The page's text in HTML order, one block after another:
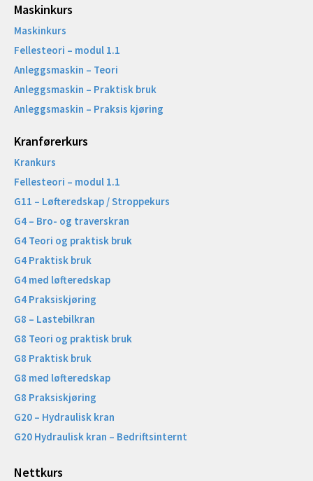
Maskinkurs
Maskinkurs
Fellesteori – modul 1.1
Anleggsmaskin – Teori
Anleggsmaskin – Praktisk bruk
Anleggsmaskin – Praksis kjøring
Kranførerkurs
Krankurs
Fellesteori – modul 1.1
G11 – Løfteredskap / Stroppekurs
G4 – Bro- og traverskran
G4 Teori og praktisk bruk
G4 Praktisk bruk
G4 med løfteredskap
G4 Praksiskjøring
G8 – Lastebilkran
G8 Teori og praktisk bruk
G8 Praktisk bruk
G8 med løfteredskap
G8 Praksiskjøring
G20 – Hydraulisk kran
G20 Hydraulisk kran – Bedriftsinternt
Nettkurs